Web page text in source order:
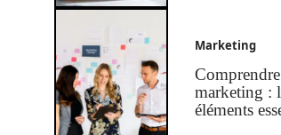
Marketing
marketing :
éléments